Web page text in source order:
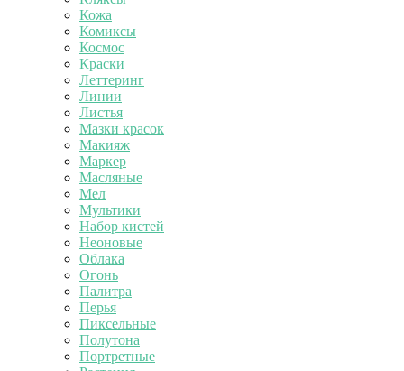
Кожа
Комиксы
Космос
Краски
Леттеринг
Линии
Листья
Мазки красок
Макияж
Маркер
Масляные
Мел
Мультики
Набор кистей
Неоновые
Облака
Огонь
Палитра
Перья
Пиксельные
Полутона
Портретные